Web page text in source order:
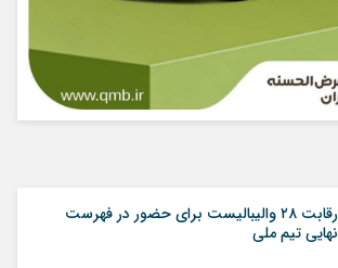
رقابت ۲۸ والیبالیست برای حضور در فهرست
نهایی تیم ملی